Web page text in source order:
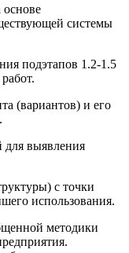
системы
подэтапов 1.2-1.5
(вариантов) и его
для выявления
с точки
использования.
методики